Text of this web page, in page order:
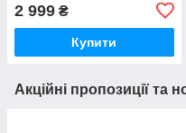
1Tb/nVidia GF GTS 450)
2 999 ₴
Купити
Акційні пропозиції та